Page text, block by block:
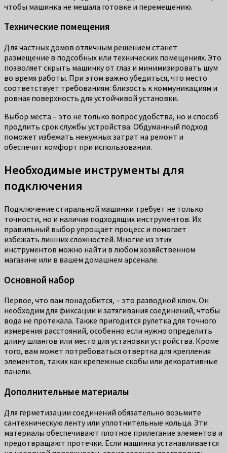
чтобы машинка не мешала готовке и перемещению.
Технические помещения
Для частных домов отличным решением станет
размещение в подсобных или технических помещениях. Это
позволяет скрыть машинку от глаз и минимизировать шум
во время работы. При этом важно убедиться, что место
соответствует требованиям: близость к коммуникациям и
ровная поверхность для устойчивой установки.
Выбор места – это не только вопрос удобства, но и способ
продлить срок службы устройства. Обдуманный подход
поможет избежать ненужных затрат на ремонт и
обеспечит комфорт при использовании.
Необходимые инструменты для
подключения
Подключение стиральной машинки требует не только
точности, но и наличия подходящих инструментов. Их
правильный выбор упрощает процесс и помогает
избежать лишних сложностей. Многие из этих
инструментов можно найти в любом хозяйственном
магазине или в вашем домашнем арсенале.
Основной набор
Первое, что вам понадобится, – это разводной ключ. Он
необходим для фиксации и затягивания соединений, чтобы
вода не протекала. Также пригодится рулетка для точного
измерения расстояний, особенно если нужно определить
длину шлангов или место для установки устройства. Кроме
того, вам может потребоваться отвертка для крепления
элементов, таких как крепежные скобы или декоративные
панели.
Дополнительные материалы
Для герметизации соединений обязательно возьмите
сантехническую ленту или уплотнительные кольца. Эти
материалы обеспечивают плотное прилегание элементов и
предотвращают протечки. Если машинка устанавливается